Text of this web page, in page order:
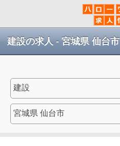
建設の求人 - 宮城県 仙台市